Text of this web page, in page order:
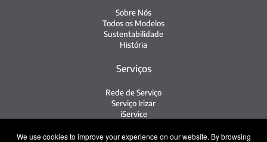
We use cookies to improve your experience on our website. By browsing
Sobre Nós
Todos os Modelos
Sustentabilidade
História
Serviços
Rede de Serviço
Serviço Irizar
iService